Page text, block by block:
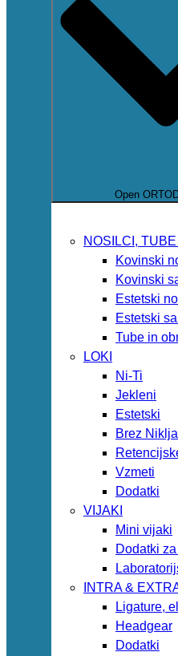
Open
NOSILCI,
Kovinski
Kovinski
Estetski
Estetski
Tube in
LOKI
Ni-Ti
Jekleni
Estetski
Brez Niklja
Vzmeti
Dodatki
VIJAKI
Mini vijaki
Dodatki
INTRA &
Ligature,
Headgear
Dodatki